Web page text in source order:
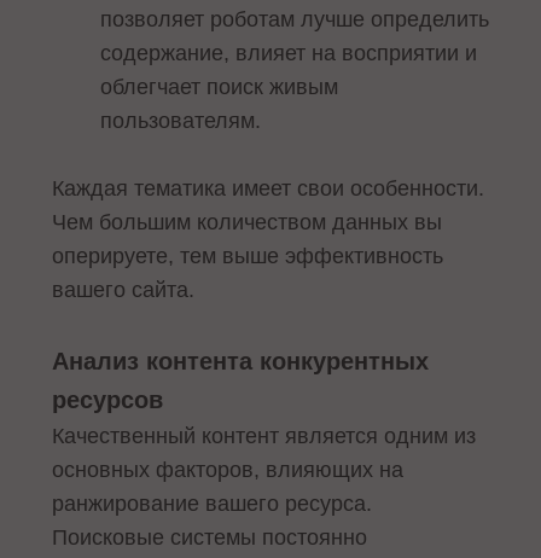
позволяет роботам лучше определить
содержание, влияет на восприятии и
облегчает поиск живым
пользователям.
Каждая тематика имеет свои особенности.
Чем большим количеством данных вы
оперируете, тем выше эффективность
вашего сайта.
Анализ контента конкурентных
ресурсов
Качественный контент является одним из
основных факторов, влияющих на
ранжирование вашего ресурса.
Поисковые системы постоянно